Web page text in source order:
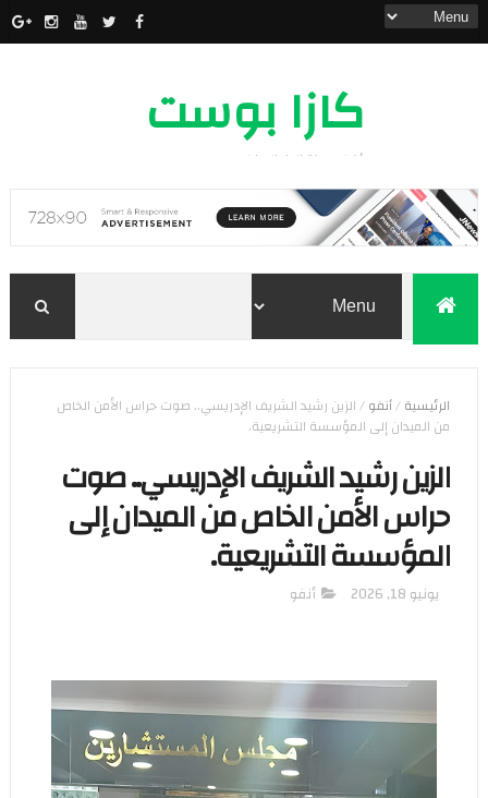
كازا بوست
أخبار مدينة الدار البيضاء
الرئيسية/أنفو/الزين رشيد الشريف الإدريسي.. صوت حراس الأمن الخاص
من الميدان إلى المؤسسة التشريعية.
الزين رشيد الشريف الإدريسي.. صوت
حراس الأمن الخاص من الميدان إلى
المؤسسة التشريعية.
يونيو 18, 2026 أنفو